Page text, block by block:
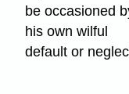
be occasioned
his own wilful
default or